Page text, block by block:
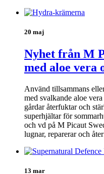
20 maj
Nyhet från M
med aloe vera
Använd tillsammans
med svalkande aloe
gårdar återfuktar och
superhjältar för
och vd på M Picaut
lugnar, reparerar och
13 mar